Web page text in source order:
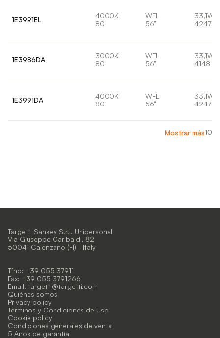
1E3991EL
4000K
80
WFL
56°
33,1W
4247lm
1E3986DA
3000K
80
WFL
56°
33,1W
4148lm
1E3991DA
4000K
80
WFL
56°
33,1W
4247lm
Mostrar más10
Targetti Sankey S.r.l. Unipersonal
Via Giuseppe Garibaldi, 82
50041 Calenzano (FI) - Italy
Tfno: +39 055 37911
Fax: +39 055 3791266
Email: targetti@targetti.com
Quiénes somos
Privacy policy
Términos y Condiciones de Uso
Cookie policy
Condiciones generales de venta
5 Años de garantía